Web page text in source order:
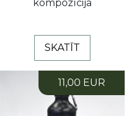
kompozīcija
SKATĪT
11,00 EUR